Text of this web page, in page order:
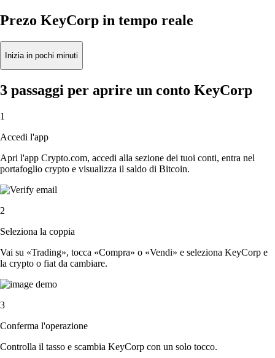
Prezo KeyCorp in tempo reale
Inizia in pochi minuti
3 passaggi per aprire un conto KeyCorp
1
Accedi l'app
Apri l'app Crypto.com, accedi alla sezione dei tuoi conti, entra nel
portafoglio crypto e visualizza il saldo di Bitcoin.
2
Seleziona la coppia
Vai su «Trading», tocca «Compra» o «Vendi» e seleziona KeyCorp e
la crypto o fiat da cambiare.
3
Conferma l'operazione
Controlla il tasso e scambia KeyCorp con un solo tocco.